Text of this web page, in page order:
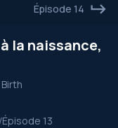
Épisode 14
la naissance,
/Épisode 13